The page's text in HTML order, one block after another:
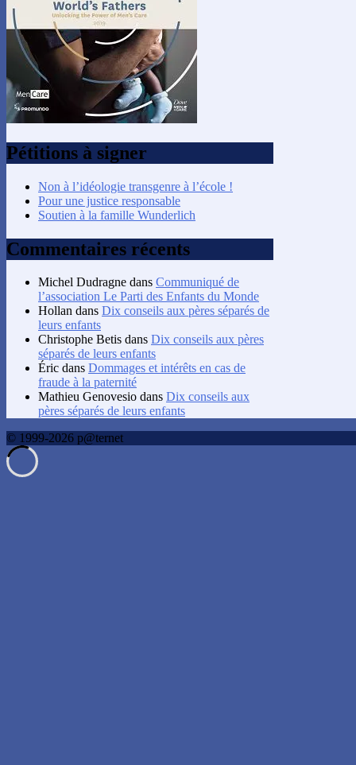
Pétitions à signer
Non à l’idéologie transgenre à l’école !
Pour une justice responsable
Soutien à la famille Wunderlich
Commentaires récents
Michel Dudragne dans Communiqué de
l’association Le Parti des Enfants du Monde
Hollan dans Dix conseils aux pères séparés de
leurs enfants
Christophe Betis dans Dix conseils aux pères
séparés de leurs enfants
Éric dans Dommages et intérêts en cas de
fraude à la paternité
Mathieu Genovesio dans Dix conseils aux
pères séparés de leurs enfants
© 1999-2026 p@ternet